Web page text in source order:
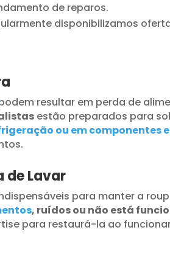
de reparos.
disponibilizamos
resultar em perda de
estão preparados para
ou em componentes
de Lavar
para manter a
, ruídos ou não está
para restaurá-la ao